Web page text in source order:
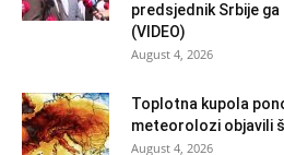
predsjednik Srbije
(VIDEO)
August 4, 2026
Toplotna kupola
meteorolozi objavili
August 4, 2026